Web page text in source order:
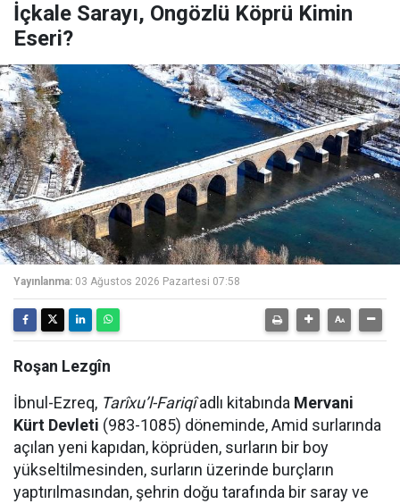
İçkale Sarayı, Ongözlü Köprü Kimin
Eseri?
Yayınlanma: 03 Ağustos 2026 Pazartesi 07:58
Roşan Lezgîn
İbnul-Ezreq, Tarîxu’l-Fariqîadlı kitabında Mervani
Kürt Devleti (983-1085) döneminde, Amid surlarında
açılan yeni kapıdan, köprüden, surların bir boy
yükseltilmesinden, surların üzerinde burçların
yaptırılmasından, şehrin doğu tarafında bir saray ve